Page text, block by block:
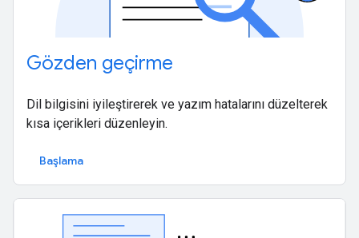
Gözden geçirme
Dil bilgisini iyileştirerek ve yazım hatalarını düzelterek
kısa içerikleri düzenleyin.
Başlama